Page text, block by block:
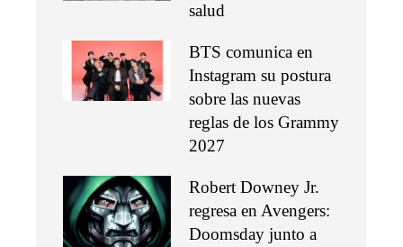
salud
BTS comunica en
Instagram su postura
sobre las nuevas
reglas de los Grammy
2027
Robert Downey Jr.
regresa en Avengers:
Doomsday junto a